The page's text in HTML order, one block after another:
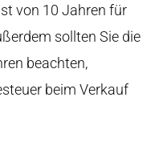
von 10 Jahren für
sollten Sie die
beachten,
beim Verkauf